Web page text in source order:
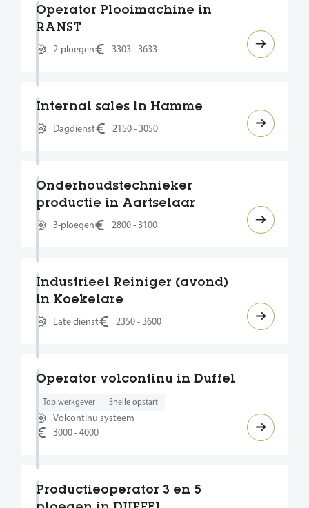
Operator Plooimachine in
RANST
2-ploegen 3303 - 3633
Internal sales in Hamme
Dagdienst 2150 - 3050
Onderhoudstechnieker
productie in Aartselaar
3-ploegen 2800 - 3100
Industrieel Reiniger (avond)
in Koekelare
Late dienst 2350 - 3600
Operator volcontinu in Duffel
Top werkgever Snelle opstart
Volcontinu systeem
3000 - 4000
Productieoperator 3 en 5